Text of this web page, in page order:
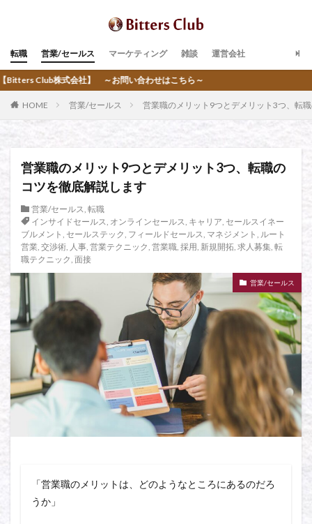
転職 営業/セールス マーケティング 雑談 運営会社
い合わせはこちら～
HOME 営業/セールス 営業職のメリット9つとデメリット3つ、転
営業職のメリット9つとデメリット3つ、転職の
コツを徹底解説します
営業/セールス, 転職
インサイドセールス, オンラインセールス, キャリア, セールスイネー
ブルメント , セールステック, フィールドセールス, マネジメント , ルート
営業, 交渉術, 人事, 営業テクニック, 営業職, 採用, 新規開拓, 求人募集, 転
職テクニック, 面接
営業/セールス
「営業職のメリットは、どのようなところにあるのだろ
うか」